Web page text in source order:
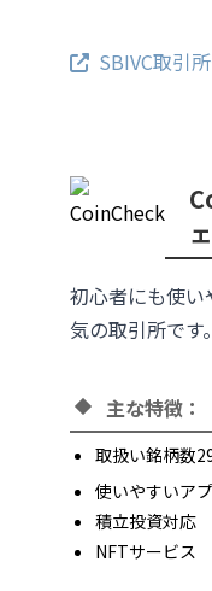
SBIVC取引
初心者にも使い
気の取引所です。
主な特徴：
取扱い銘柄数
使いやすいア
積立投資対応
NFTサービス